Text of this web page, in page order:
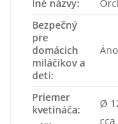
Iné názvy:
Bezpečný
pre
domácich
miláčikov a
deti:
Priemer
kvetináča:
Ø
cca